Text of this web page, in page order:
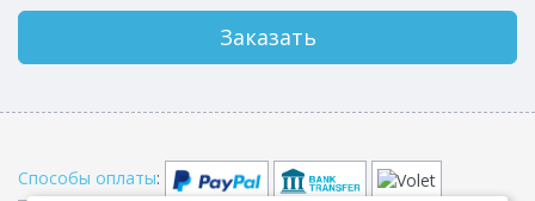
Заказать
Способы оплаты: